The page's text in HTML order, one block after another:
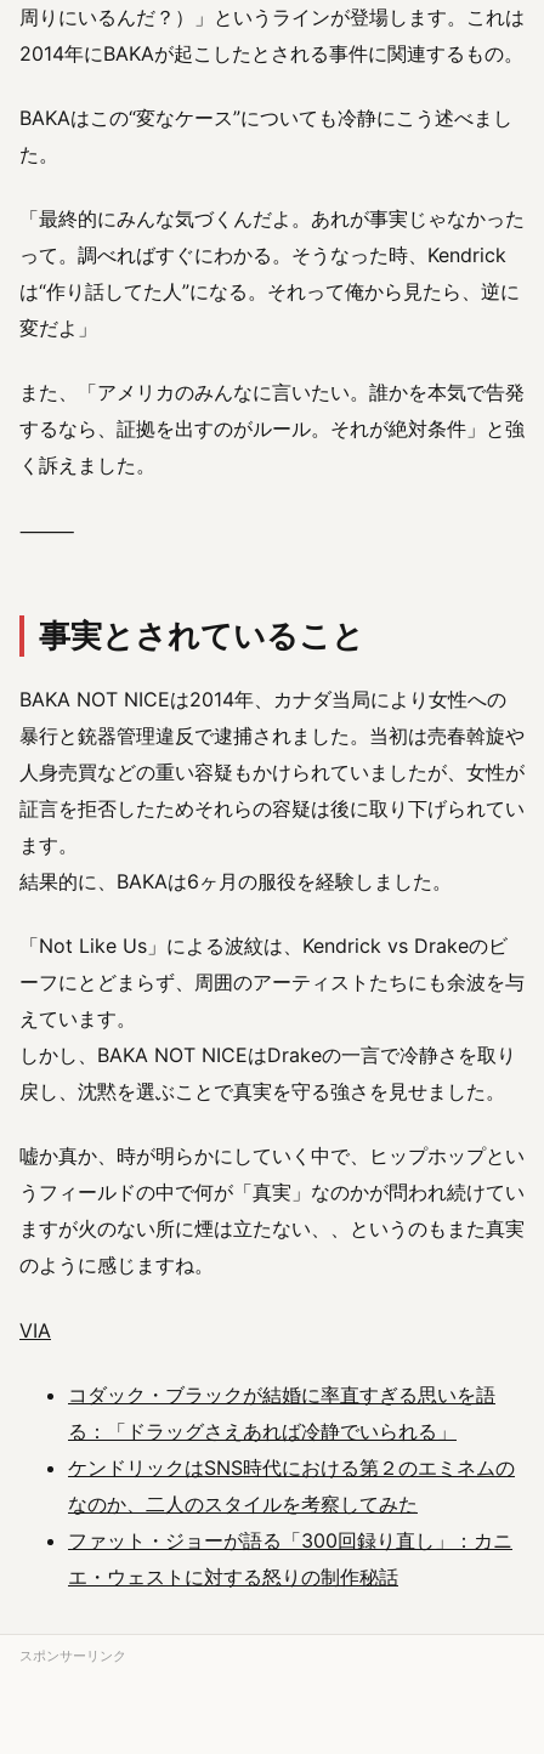
周りにいるんだ？）」というラインが登場します。これは
2014年にBAKAが起こしたとされる事件に関連するもの。
BAKAはこの“変なケース”についても冷静にこう述べまし
た。
「最終的にみんな気づくんだよ。あれが事実じゃなかった
って。調べればすぐにわかる。そうなった時、Kendrick
は“作り話してた人”になる。それって俺から見たら、逆に
変だよ」
また、「アメリカのみんなに言いたい。誰かを本気で告発
するなら、証拠を出すのがルール。それが絶対条件」と強
く訴えました。
⸻
事実とされていること
BAKA NOT NICEは2014年、カナダ当局により女性への
暴行と銃器管理違反で逮捕されました。当初は売春斡旋や
人身売買などの重い容疑もかけられていましたが、女性が
証言を拒否したためそれらの容疑は後に取り下げられてい
ます。
結果的に、BAKAは6ヶ月の服役を経験しました。
「Not Like Us」による波紋は、Kendrick vs Drakeのビ
ーフにとどまらず、周囲のアーティストたちにも余波を与
えています。
しかし、BAKA NOT NICEはDrakeの一言で冷静さを取り
戻し、沈黙を選ぶことで真実を守る強さを見せました。
嘘か真か、時が明らかにしていく中で、ヒップホップとい
うフィールドの中で何が「真実」なのかが問われ続けてい
ますが火のない所に煙は立たない、、というのもまた真実
のように感じますね。
VIA
コダック・ブラックが結婚に率直すぎる思いを語
る：「ドラッグさえあれば冷静でいられる」
ケンドリックはSNS時代における第２のエミネムの
なのか、二人のスタイルを考察してみた
ファット・ジョーが語る「300回録り直し」：カニ
エ・ウェストに対する怒りの制作秘話
スポンサーリンク